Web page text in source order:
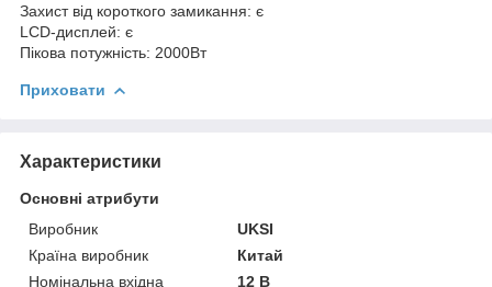
Захист від короткого замикання: є
LCD-дисплей: є
Пікова потужність: 2000Вт
Приховати
Характеристики
Основні атрибути
Виробник
UKSI
Країна виробник
Китай
Номінальна вхідна
12 В